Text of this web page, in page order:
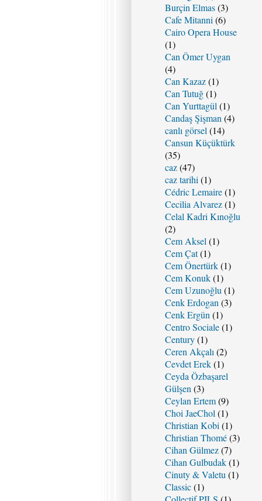
Burçin Elmas(3)
Cafe Mitanni (6)
Cairo Opera House
(1)
Can Ömer Uygan
(4)
Can Kazaz(1)
Can Tutuğ(1)
Can Yurttagül (1)
Candaş Şişman (4)
canlı görsel (14)
Cansun Küçüktürk
(35)
caz(47)
caz tarihi (1)
Cédric Lemaire(1)
Cecilia Alvarez(1)
Celal Kadri Kınoğlu
(2)
Cem Aksel (1)
Cem Çat(1)
Cem Önertürk(1)
Cem Konuk(1)
Cem Uzunoğlu (1)
Cenk Erdogan (3)
Cenk Ergün (1)
Centro Sociale(1)
Century(1)
Ceren Akçalı (2)
Cevdet Erek(1)
Ceyda Özbaşarel
Gülşen (3)
Ceylan Ertem(9)
Choi JaeChol (1)
Christian Kobi (1)
Christian Thomé(3)
Cihan Gülmez(7)
Cihan Gulbudak(1)
Cinuty & Valetu (1)
Classic(1)